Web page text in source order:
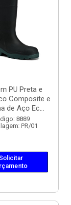
PU Preta e
Composite e
de Aço Ec...
8889
PR/01